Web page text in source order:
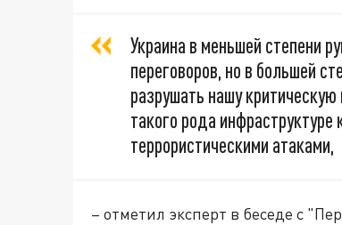
Украина в меньшей степени
переговоров, но в большей
разрушать нашу
такого рода
террористическими атаками,
– отметил эксперт в беседе с